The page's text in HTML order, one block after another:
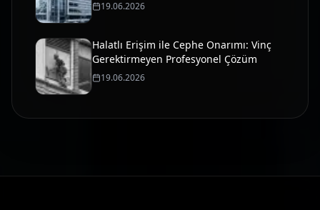
19.06.2026
Halatlı Erişim ile Cephe Onarımı: Vinç
Gerektirmeyen Profesyonel Çözüm
19.06.2026